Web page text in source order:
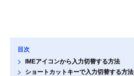
目次
IMEアイコンから入力切替する方法
ショートカットキーで入力切替する方法